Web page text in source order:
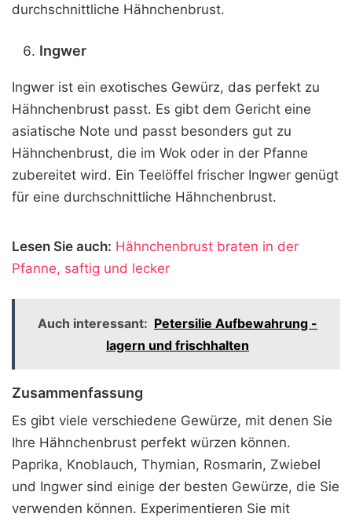
durchschnittliche Hähnchenbrust.
Ingwer
Ingwer ist ein exotisches Gewürz, das perfekt zu
Hähnchenbrust passt. Es gibt dem Gericht eine
asiatische Note und passt besonders gut zu
Hähnchenbrust, die im Wok oder in der Pfanne
zubereitet wird. Ein Teelöffel frischer Ingwer genügt
für eine durchschnittliche Hähnchenbrust.
Lesen Sie auch: Hähnchenbrust braten in der
Pfanne, saftig und lecker
Auch interessant: Petersilie Aufbewahrung -
lagern und frischhalten
Zusammenfassung
Es gibt viele verschiedene Gewürze, mit denen Sie
Ihre Hähnchenbrust perfekt würzen können.
Paprika, Knoblauch, Thymian, Rosmarin, Zwiebel
und Ingwer sind einige der besten Gewürze, die Sie
verwenden können. Experimentieren Sie mit